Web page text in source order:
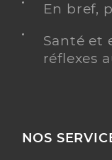
En bref,
Santé et
réflexes
NOS